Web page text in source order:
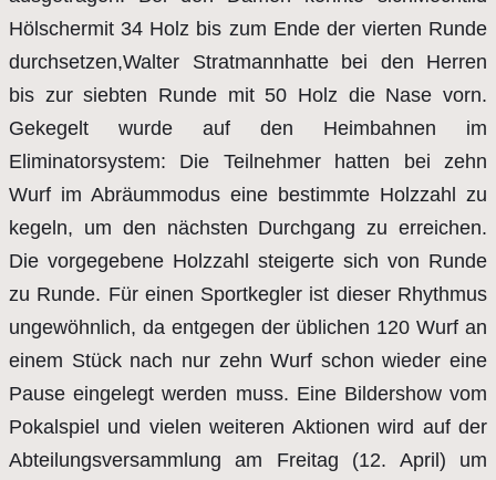
Hölschermit 34 Holz bis zum Ende der vierten Runde
durchsetzen,Walter Stratmannhatte bei den Herren
bis zur siebten Runde mit 50 Holz die Nase vorn.
Gekegelt wurde auf den Heimbahnen im
Eliminatorsystem: Die Teilnehmer hatten bei zehn
Wurf im Abräummodus eine bestimmte Holzzahl zu
kegeln, um den nächsten Durchgang zu erreichen.
Die vorgegebene Holzzahl steigerte sich von Runde
zu Runde. Für einen Sportkegler ist dieser Rhythmus
ungewöhnlich, da entgegen der üblichen 120 Wurf an
einem Stück nach nur zehn Wurf schon wieder eine
Pause eingelegt werden muss. Eine Bildershow vom
Pokalspiel und vielen weiteren Aktionen wird auf der
Abteilungsversammlung am Freitag (12. April) um